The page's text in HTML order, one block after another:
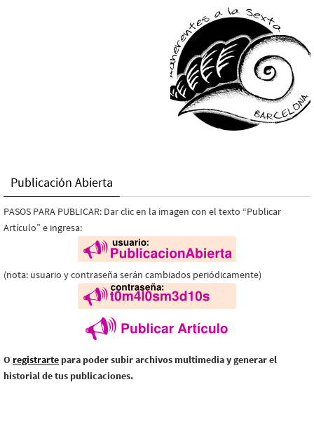
Publicación Abierta
PASOS PARA PUBLICAR: Dar clic en la imagen con el texto “Publicar
Artículo” e ingresa:
(nota: usuario y contraseña serán cambiados periódicamente)
O registrarte para poder subir archivos multimedia y generar el
historial de tus publicaciones.